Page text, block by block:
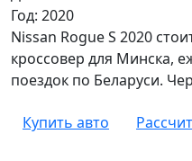
Год: 2020
Nissan Rogue S 2020
кроссовер для Минска,
поездок по Беларуси.
Купить авто